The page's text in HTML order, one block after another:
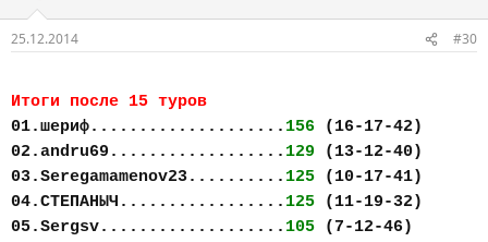
25.12.2014 #30
Итоги после 15 туров
01.шериф.................... 156 (16-17-42)
02.andru69.................. 129 (13-12-40)
03.Seregamamenov23.......... 125 (10-17-41)
04.СТЕПАНЫЧ................. 125 (11-19-32)
05.Sergsv................... 105 (7-12-46)